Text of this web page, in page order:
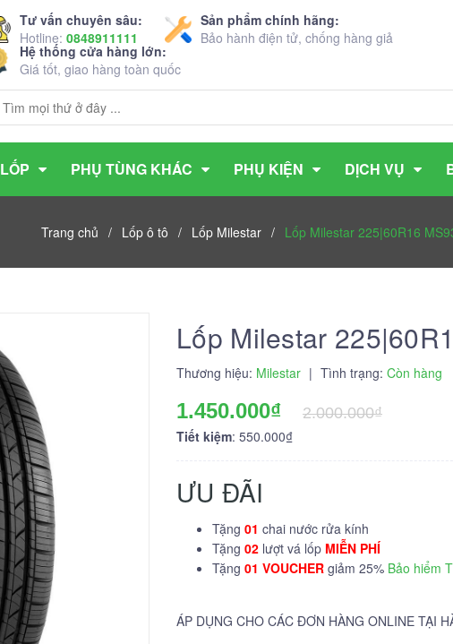
Tư vấn chuyên sâu:
Hotline: 0848911111
Sản phẩm chính hãng:
Bảo hành điện tử, chống hàng giả
Hệ thống cửa hàng lớn:
Giá tốt, giao hàng toàn quốc
LỐP PHỤ TÙNG KHÁC PHỤ KIỆN DỊCH VỤ
Trang chủ / Lốp ô tô / Lốp Milestar / Lốp Milestar 225|60R16
Lốp Milestar
Thương hiệu: Milestar | Tình trạng: Còn hàng
1.450.000₫
2.000.000₫
Tiết kiệm: 550.000₫
ƯU ĐÃI
Tặng 01 chai nước rửa kính
Tặng 02 lượt vá lốp MIỄN PHÍ
Tặng 01 VOUCHER giảm 25% Bảo hiểm
ÁP DỤNG CHO CÁC ĐƠN HÀNG ONLINE TẠI